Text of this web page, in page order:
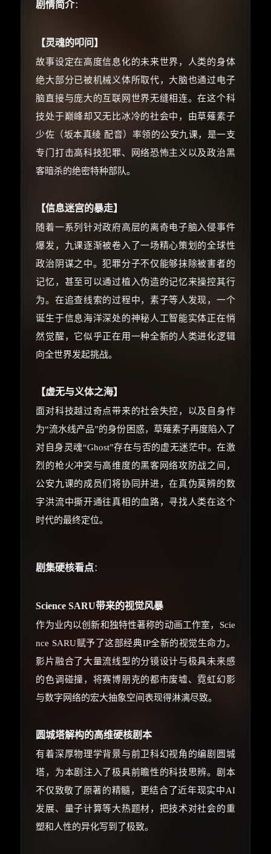
剧情简介：
【灵魂的叩问】
故事设定在高度信息化的未来世界，人类的身体
绝大部分已被机械义体所取代，大脑也通过电子
脑直接与庞大的互联网世界无缝相连。在这个科
技处于巅峰却又无比冰冷的社会中，由草薙素子
少佐（坂本真绫 配音）率领的公安九课，是一支
专门打击高科技犯罪、网络恐怖主义以及政治黑
客暗杀的绝密特种部队。
【信息迷宫的暴走】
随着一系列针对政府高层的离奇电子脑入侵事件
爆发，九课逐渐被卷入了一场精心策划的全球性
政治阴谋之中。犯罪分子不仅能够抹除被害者的
记忆，甚至可以通过植入伪造的记忆来操控其行
为。在追查线索的过程中，素子等人发现，一个
诞生于信息海洋深处的神秘人工智能实体正在悄
然觉醒，它似乎正在用一种全新的人类进化逻辑
向全世界发起挑战。
【虚无与义体之海】
面对科技越过奇点带来的社会失控，以及自身作
为“流水线产品”的身份困惑，草薙素子再度陷入了
对自身灵魂“Ghost”存在与否的虚无迷茫中。在激
烈的枪火冲突与高维度的黑客网络攻防战之间，
公安九课的成员们将协同并进，在真伪莫辨的数
字洪流中撕开通往真相的血路，寻找人类在这个
时代的最终定位。
剧集硬核看点：
Science SARU带来的视觉风暴
作为业内以创新和独特性著称的动画工作室，Scie
nce SARU赋予了这部经典IP全新的视觉生命力。
影片融合了大量流线型的分镜设计与极具未来感
的色调碰撞，将赛博朋克的都市废墟、霓虹幻影
与数字网络的宏大抽象空间表现得淋漓尽致。
圆城塔解构的高维硬核剧本
有着深厚物理学背景与前卫科幻视角的编剧圆城
塔，为本剧注入了极具前瞻性的科技思辨。剧本
不仅致敬了原著的精髓，更结合了近年现实中AI
发展、量子计算等大热题材，把技术对社会的重
塑和人性的异化写到了极致。
🧧 福利领取站 ×
朋友们辛苦了 💦
你需要的各种会员，都可低价购买！
如夸克12个月送14天 最低75元！
还有支付宝现金红包、外卖红包、
⚡ 前往【大淘客】领红包